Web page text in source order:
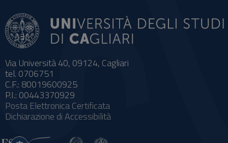
Via Università 40, 09124, Cagliari
tel. 0706751
C.F.: 80019600925
P.I.: 00443370929
Posta Elettronica Certificata
Dichiarazione di Accessibilità
Impostazioni